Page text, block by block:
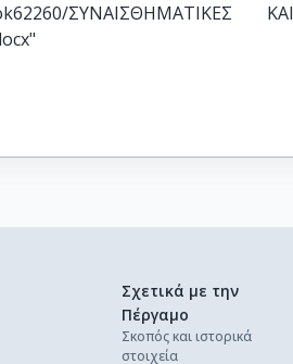
ΣΥΝΑΙΣΘΗΜΑΤΙΚΕΣ ΚΑΙ
Σχετικά με την
Πέργαμο
Σκοπός και ιστορικά
στοιχεία